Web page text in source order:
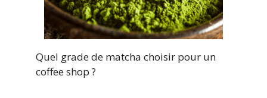
Quel grade de matcha choisir pour un
coffee shop ?